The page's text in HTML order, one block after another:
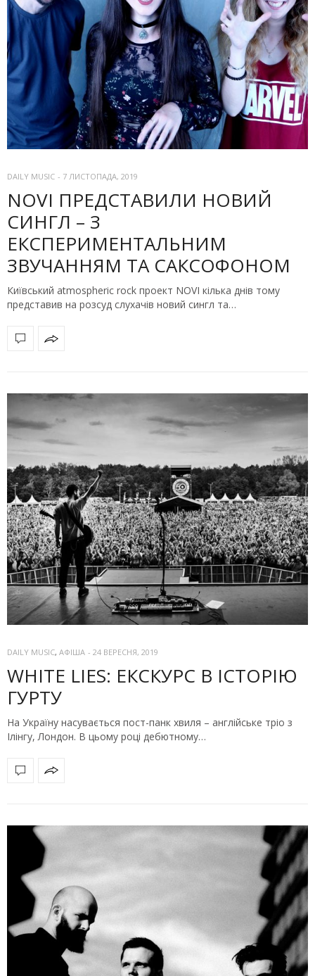
DAILY MUSIC - 7 ЛИСТОПАДА, 2019
NOVI ПРЕДСТАВИЛИ НОВИЙ
СИНГЛ – З
ЕКСПЕРИМЕНТАЛЬНИМ
ЗВУЧАННЯМ ТА САКСОФОНОМ
Київський atmospheric rock проект NOVI кілька днів тому
представив на розсуд слухачів новий сингл та…
DAILY MUSIC, АФІША - 24 ВЕРЕСНЯ, 2019
WHITE LIES: ЕКСКУРС В ІСТОРІЮ
ГУРТУ
На Україну насувається пост-панк хвиля – англійське тріо з
Ілінгу, Лондон. В цьому році дебютному…